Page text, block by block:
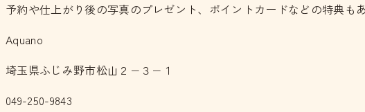
予約や仕上がり後の写真のプレゼント、ポイントカードなどの特典も
Aquano
埼玉県ふじみ野市松山２−３−１
049-250-9843